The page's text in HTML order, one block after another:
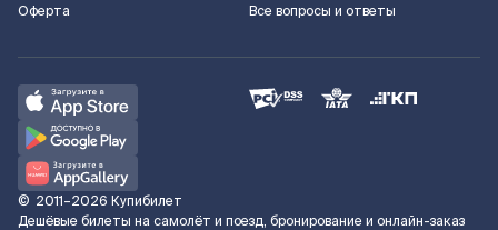
Оферта
Все вопросы и ответы
© 2011–2026 Купибилет
Дешёвые билеты на самолёт и поезд, бронирование и онлайн-заказ